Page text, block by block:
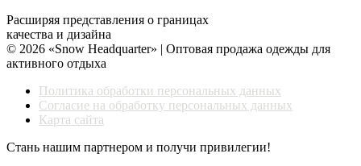
Расширяя представления о границах
качества и дизайна
© 2026 «Snow Headquarter» | Оптовая продажа одежды для
активного отдыха
Политика обработки персональных данных
Согласие на обработку персональных данных
Карта сайта
Стань нашим партнером и получи привилегии!